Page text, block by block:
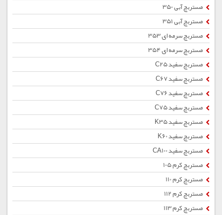
مستربچ آبی 350
مستربچ آبی 351
مستربچ سرمه ای 353
مستربچ سرمه ای 354
مستربچ سفید C25
مستربچ سفید C67
مستربچ سفید C76
مستربچ سفید C75
مستربچ سفید K35
مستربچ سفید K60
مستربچ سفید CA100
مستربچ کرم 105
مستربچ کرم 110
مستربچ کرم 112
مستربچ کرم 113